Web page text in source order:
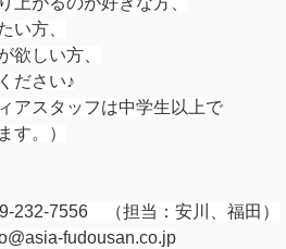
い方、
欲しい方、
ださい♪
アスタッフは中学生以上で
す。）
7556 （担当：安川、福田）
fudousan.co.jp